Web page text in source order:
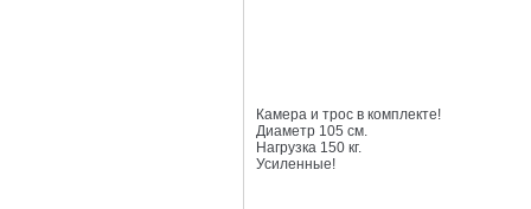
Камера и трос в комплекте!
Диаметр 105 см.
Нагрузка 150 кг.
Усиленные!